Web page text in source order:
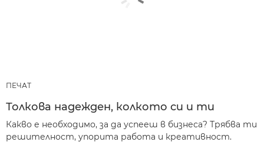
ПЕЧАТ
Толкова надежден, колкото си и ти
Какво е необходимо, за да успееш в бизнеса? Трябва ти
решителност, упорита работа и креативност.